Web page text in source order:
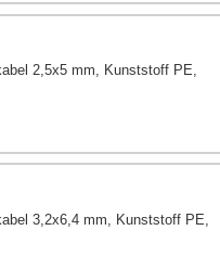
2,5x5 mm, Kunststoff PE,
3,2x6,4 mm, Kunststoff PE,